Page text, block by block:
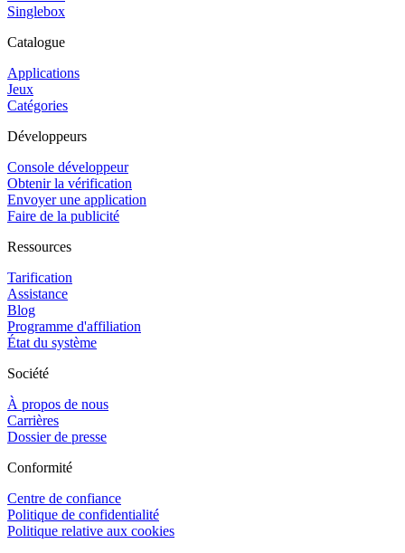
Singlebox
Catalogue
Applications
Jeux
Catégories
Développeurs
Console développeur
Obtenir la vérification
Envoyer une application
Faire de la publicité
Ressources
Tarification
Assistance
Blog
Programme d'affiliation
État du système
Société
À propos de nous
Carrières
Dossier de presse
Conformité
Centre de confiance
Politique de confidentialité
Politique relative aux cookies